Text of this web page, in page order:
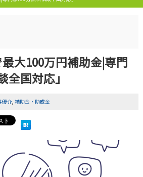
最大100万円補助金|専門
全国対応」
優介, 補助金・助成金